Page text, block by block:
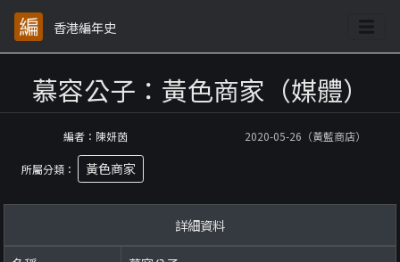
香港編年史
慕容公子：黃色商家（媒體）
編者：陳妍茵 2020-05-26（黃藍商店）
所屬分類： 黃色商家
詳細資料